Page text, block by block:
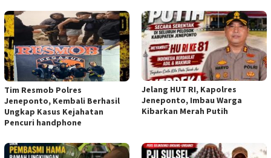
Tim Resmob Polres
Jeneponto, Kembali Berhasil
Ungkap Kasus Kejahatan
Pencuri handphone
Jelang HUT RI, Kapolres
Jeneponto, Imbau Warga
Kibarkan Merah Putih